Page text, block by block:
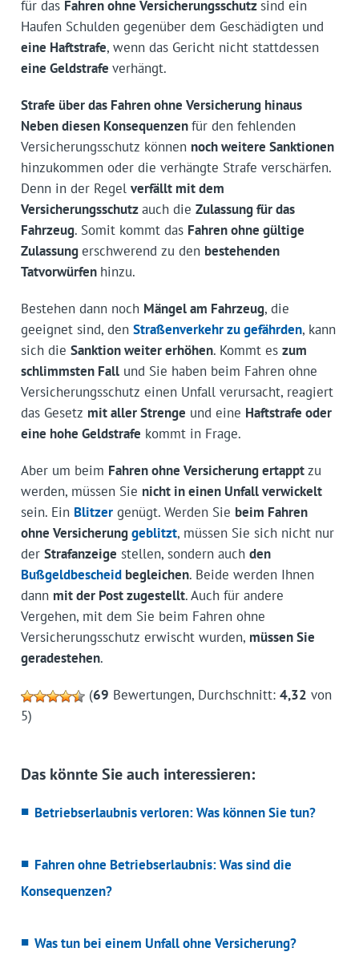
für das Fahren ohne Versicherungsschutzsind ein
Haufen Schulden gegenüber dem Geschädigten und
eine Haftstrafe, wenn das Gericht nicht stattdessen
eine Geldstrafe verhängt.
Strafe über das Fahren ohne Versicherung hinaus
Neben diesen Konsequenzenfür den fehlenden
Versicherungsschutz können noch weitere Sanktionen
hinzukommen oder die verhängte Strafe verschärfen.
Denn in der Regel verfällt mit dem
Versicherungsschutzauch die Zulassung für das
Fahrzeug. Somit kommt das Fahren ohne gültige
Zulassungerschwerend zu den bestehenden
Tatvorwürfen hinzu.
Bestehen dann noch Mängel am Fahrzeug, die
geeignet sind, den Straßenverkehr zu gefährden, kann
sich die Sanktion weiter erhöhen. Kommt es zum
schlimmsten Fallund Sie haben beim Fahren ohne
Versicherungsschutz einen Unfall verursacht, reagiert
das Gesetz mit aller Strenge und eine Haftstrafe oder
eine hohe Geldstrafe kommt in Frage.
Aber um beim Fahren ohne Versicherung ertapptzu
werden, müssen Sie nicht in einen Unfall verwickelt
sein. Ein Blitzergenügt. Werden Sie beim Fahren
ohne Versicherunggeblitzt, müssen Sie sich nicht nur
der Strafanzeige stellen, sondern auch den
Bußgeldbescheidbegleichen. Beide werden Ihnen
dann mit der Post zugestellt. Auch für andere
Vergehen, mit dem Sie beim Fahren ohne
Versicherungsschutz erwischt wurden, müssen Sie
geradestehen.
(69 Bewertungen, Durchschnitt: 4,32 von
5)
Das könnte Sie auch interessieren:
Betriebserlaubnis verloren: Was können Sie tun?
Fahren ohne Betriebserlaubnis: Was sind die
Konsequenzen?
Was tun bei einem Unfall ohne Versicherung?